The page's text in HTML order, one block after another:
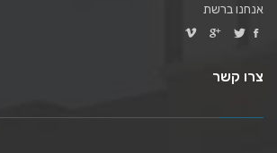
אנחנו ברשת
צרו קשר